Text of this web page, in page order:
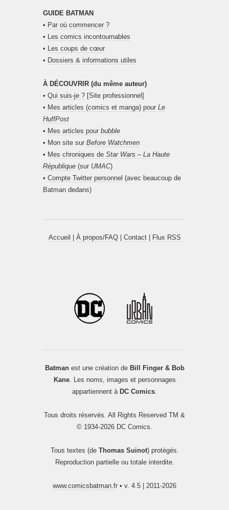
GUIDE BATMAN
• Par où commencer ?
• Les comics incontournables
• Les coups de cœur
• Dossiers & informations utiles
À DÉCOUVRIR (du même auteur)
• Qui suis-je ? [Site professionnel]
• Mes articles (comics et manga) pour Le
HuffPost
• Mes articles pour bubble
• Mon site sur Before Watchmen
• Mes chroniques de Star Wars – La Haute
République (sur UMAC)
• Compte Twitter personnel (avec beaucoup de
Batman dedans)
Accueil À propos/FAQ| Contact| Flux RSS
Batmanest une création de Bill Finger & Bob
Kane. Les noms, images et personnages
appartiennent à DC Comics.
Tous droits réservés. All Rights Reserved TM &
© 1934-2026 DC Comics.
Tous textes (de Thomas Suinot) protégés.
Reproduction partielle ou totale interdite.
www.comicsbatman.fr • v. 4.5 | 2011-2026